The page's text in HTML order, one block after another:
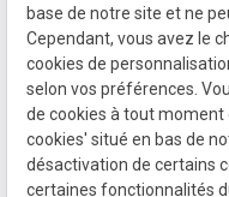
Mentions légales
Politique de
confidentialité
Plan
base de notre site et ne
Cependant, vous avez le
cookies de
selon vos préférences.
de cookies à tout moment
cookies' situé en bas de
désactivation de certains
certaines fonctionnalités